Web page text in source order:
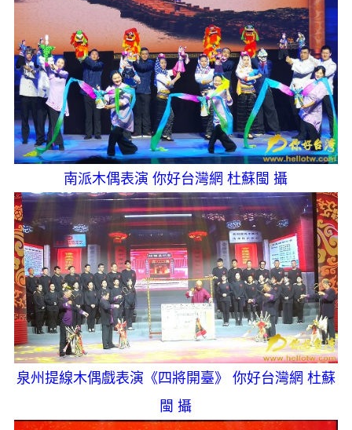
南派木偶表演 你好台灣網 杜蘇閩 攝
泉州提線木偶戲表演《四將開臺》 你好台灣網 杜蘇
閩 攝